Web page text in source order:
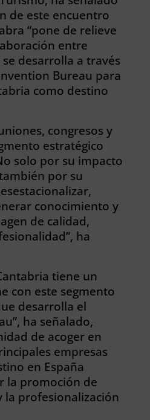
de este encuentro
“pone de relieve
entre
desarrolla a través
Bureau para
como destino
congresos y
estratégico
solo por su impacto
por su
conocimiento y
de calidad,
ha
tiene un
con este segmento
desarrolla el
ha señalado,
de acoger en
empresas
en España
la promoción de
la profesionalización